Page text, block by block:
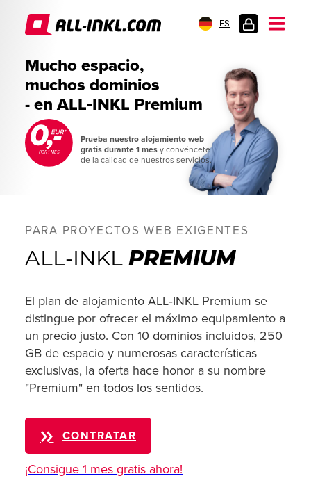
ES
SESIÓN
Mucho espacio,
muchos dominios
- en ALL‑INKL Premium
POR 1 MES
Prueba nuestro alojamiento web
gratis durante 1 mes y convéncete
de la calidad de nuestros servicios.
PARA PROYECTOS WEB EXIGENTES
ALL-INKL PREMIUM
El plan de alojamiento ALL‑INKL Premium se
distingue por ofrecer el máximo equipamiento a
un precio justo. Con 10 dominios incluidos, 250
GB de espacio y numerosas características
exclusivas, la oferta hace honor a su nombre
"Premium" en todos los sentidos.
CONTRATAR
¡Consigue 1 mes gratis ahora!